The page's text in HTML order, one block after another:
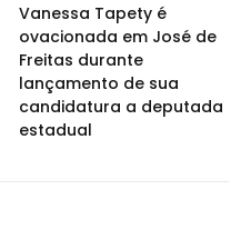
Vanessa Tapety é
ovacionada em José de
Freitas durante
lançamento de sua
candidatura a deputada
estadual